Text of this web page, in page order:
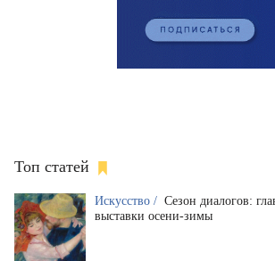
Топ статей
Искусство / Сезон диалогов:
выставки осени-зимы